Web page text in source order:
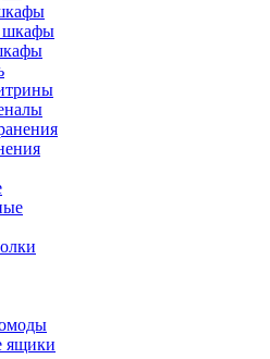
ящики